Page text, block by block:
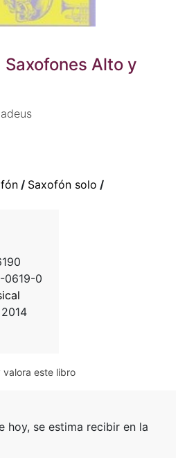
Saxofones Alto y
/ Saxofón solo /
0619-0
2014
valora este libro
hoy, se estima recibir en la